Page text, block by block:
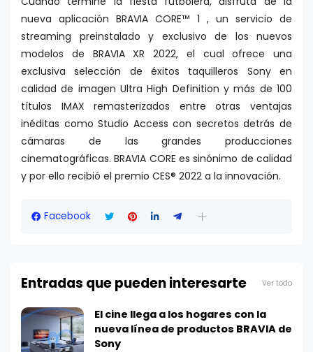
nueva aplicación BRAVIA CORE™ 1 , un servicio de
streaming preinstalado y exclusivo de los nuevos
modelos de BRAVIA XR 2022, el cual ofrece una
exclusiva selección de éxitos taquilleros Sony en
calidad de imagen Ultra High Definition y más de 100
títulos IMAX remasterizados entre otras ventajas
inéditas como Studio Access con secretos detrás de
cámaras de las grandes producciones
cinematográficas. BRAVIA CORE es sinónimo de calidad
y por ello recibió el premio CES® 2022 a la innovación.
Facebook
Entradas que pueden interesarte Ver todo
El cine llega a los hogares con la
nueva línea de productos BRAVIA de
Sony